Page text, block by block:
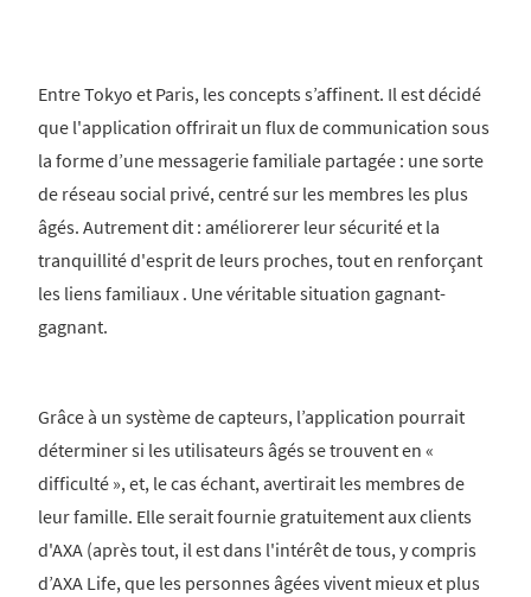
Entre Tokyo et Paris, les concepts s’affinent. Il est décidé
que l'application offrirait un flux de communication sous
la forme d’une messagerie familiale partagée : une sorte
de réseau social privé, centré sur les membres les plus
âgés. Autrement dit : améliorerer leur sécurité et la
tranquillité d'esprit de leurs proches, tout en renforçant
les liens familiaux . Une véritable situation gagnant-
gagnant.
Grâce à un système de capteurs, l’application pourrait
déterminer si les utilisateurs âgés se trouvent en «
difficulté », et, le cas échant, avertirait les membres de
leur famille. Elle serait fournie gratuitement aux clients
d'AXA (après tout, il est dans l'intérêt de tous, y compris
d’AXA Life, que les personnes âgées vivent mieux et plus